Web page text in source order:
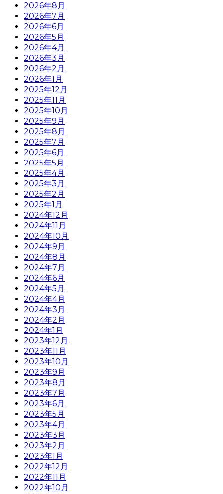
2026年8月
2026年7月
2026年6月
2026年5月
2026年4月
2026年3月
2026年2月
2026年1月
2025年12月
2025年11月
2025年10月
2025年9月
2025年8月
2025年7月
2025年6月
2025年5月
2025年4月
2025年3月
2025年2月
2025年1月
2024年12月
2024年11月
2024年10月
2024年9月
2024年8月
2024年7月
2024年6月
2024年5月
2024年4月
2024年3月
2024年2月
2024年1月
2023年12月
2023年11月
2023年10月
2023年9月
2023年8月
2023年7月
2023年6月
2023年5月
2023年4月
2023年3月
2023年2月
2023年1月
2022年12月
2022年11月
2022年10月